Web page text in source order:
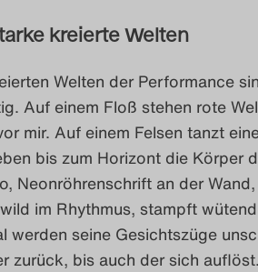
kreierte Welten
Welten der Performance
Auf einem Floß stehen rote
mir. Auf einem Felsen tanzt
bis zum Horizont die Körper
Neonröhrenschrift an der
im Rhythmus, stampft
werden seine Gesichtszüge
zurück, bis auch der sich auflöst.